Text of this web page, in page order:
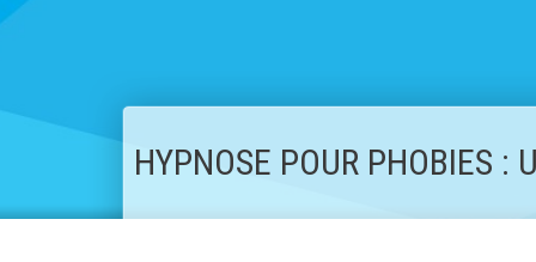
HYPNOSE POUR PHOBIES :